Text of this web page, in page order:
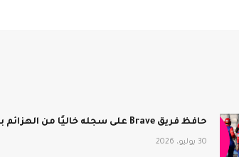
حافظ فريق Brave على سجله خاليًا من الهزائم بعد فوزه على برمنجهام فينيكس
30 يوليو، 2026